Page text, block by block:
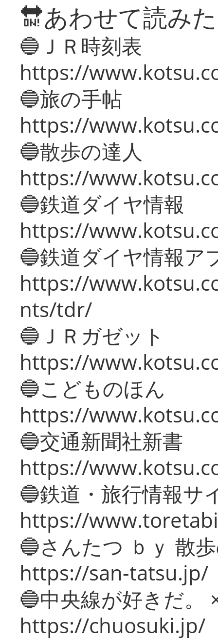
🔛あわせて読み
🔵ＪＲ時刻表
https://
🔵旅の手帖
https://
🔵散歩の達人
https://
🔵鉄道ダイヤ情報
https://
🔵鉄道ダイヤ情報ア
https://
nts/tdr/
🔵ＪＲガゼット
https://
🔵こどものほん
https://
🔵交通新聞社新書
https://
🔵鉄道・旅行情報サ
https://
🔵さんたつ ｂｙ 散
https://san-tatsu.jp/
🔵中央線が好きだ。
https://chuosuki.jp/